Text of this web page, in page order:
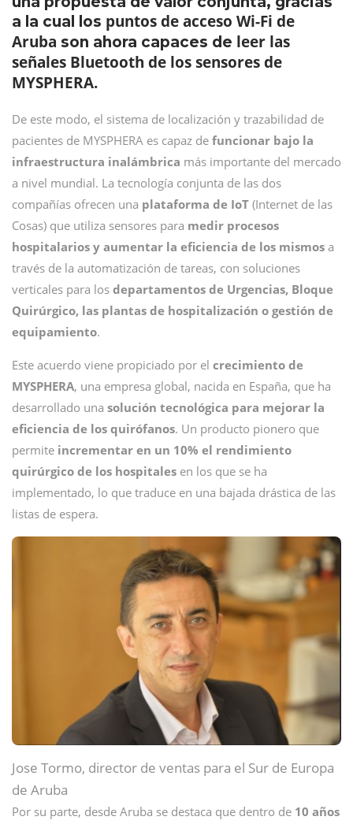
a la cual los puntos de acceso Wi-Fi de
Aruba son ahora capaces de leer las
señales Bluetooth de los sensores de
MYSPHERA.
De este modo, el sistema de localización y trazabilidad de
pacientes de MYSPHERA es capaz de funcionar bajo la
infraestructura inalámbrica más importante del mercado
a nivel mundial. La tecnología conjunta de las dos
compañías ofrecen una plataforma de IoT (Internet de las
Cosas) que utiliza sensores para medir procesos
hospitalarios y aumentar la eficiencia de los mismos a
través de la automatización de tareas, con soluciones
verticales para los departamentos de Urgencias, Bloque
Quirúrgico, las plantas de hospitalización o gestión de
equipamiento.
Este acuerdo viene propiciado por el crecimiento de
MYSPHERA, una empresa global, nacida en España, que ha
desarrollado una solución tecnológica para mejorar la
eficiencia de los quirófanos. Un producto pionero que
permite incrementar en un 10% el rendimiento
quirúrgico de los hospitales en los que se ha
implementado, lo que traduce en una bajada drástica de las
listas de espera.
Jose Tormo, director de ventas para el Sur de Europa
de Aruba
Por su parte, desde Aruba se destaca que dentro de 10 años